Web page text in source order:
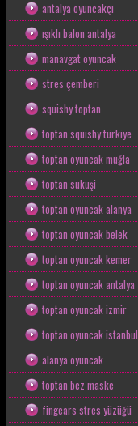
antalya oyuncakçı
ışıklı balon antalya
manavgat oyuncak
stres çemberi
squishy toptan
toptan squishy türkiye
toptan oyuncak muğla
toptan sukuşi
toptan oyuncak alanya
toptan oyuncak belek
toptan oyuncak kemer
toptan oyuncak antalya
toptan oyuncak izmir
toptan oyuncak istanbul
alanya oyuncak
toptan bez maske
fingears stres yüzüğü